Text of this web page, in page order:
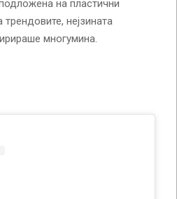
на пластични
нејзината
многумина.